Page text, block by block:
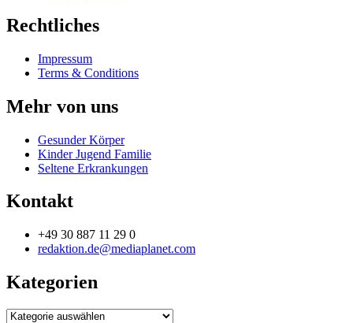
Rechtliches
Impressum
Terms & Conditions
Mehr von uns
Gesunder Körper
Kinder Jugend Familie
Seltene Erkrankungen
Kontakt
+49 30 887 11 29 0
redaktion.de@mediaplanet.com
Kategorien
Kategorien